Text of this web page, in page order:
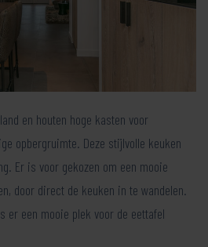
en houten hoge kasten voor
opbergruimte. Deze stijlvolle keuken
Er is voor gekozen om een mooie
door direct de keuken in te wandelen.
er een mooie plek voor de eettafel